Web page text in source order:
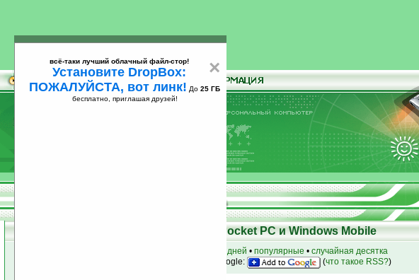
25
Скачать программы для КПК Pocket PC и Windows Mobile
за 7 дней • популярные • случайная десятка
на Google: (что такое RSS?)
×
всё-таки лучший облачный файл-стор!
Установите DropBox:
ПОЖАЛУЙСТА, вот линк! До 25 ГБ
бесплатно, приглашая друзей!